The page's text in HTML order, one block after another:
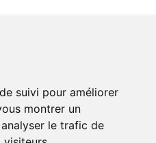
suivi pour améliorer
montrer un
le trafic de